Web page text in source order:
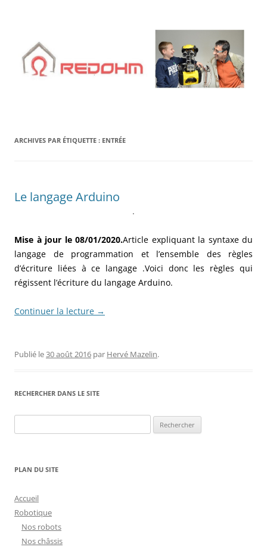
ARCHIVES PAR ÉTIQUETTE : ENTRÉE
Le langage Arduino
.
Mise à jour le 08/01/2020.Article expliquant la syntaxe du
langage de programmation et l’ensemble des règles
d’écriture liées à ce langage .Voici donc les règles qui
régissent l’écriture du langage Arduino.
Continuer la lecture →
Publié le30 août 2016 par Hervé Mazelin.
RECHERCHER DANS LE SITE
PLAN DU SITE
Accueil
Robotique
Nos robots
Nos châssis